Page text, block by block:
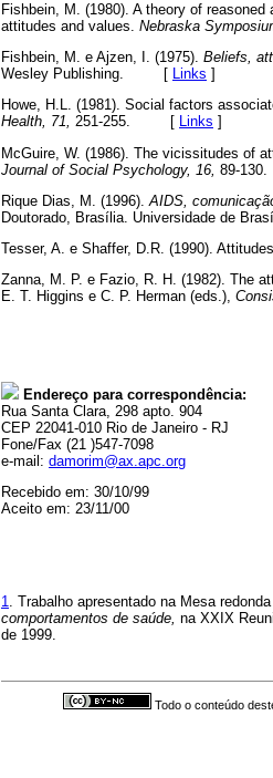
Fishbein, M. (1980). A theory of
attitudes and values. Nebraska
Fishbein, M. e Ajzen, I. (1975). Beliefs,
Wesley Publishing. [ Links ]
Howe, H.L. (1981). Social factors
Health, 71, 251-255. [ Links ]
McGuire, W. (1986). The vicissitudes of
Journal of Social Psychology, 16, 89-
Rique Dias, M. (1996). AIDS,
Doutorado, Brasília. Universidade de
Tesser, A. e Shaffer, D.R. (1990).
Zanna, M. P. e Fazio, R. H. (1982). The
E. T. Higgins e C. P. Herman (eds.),
Endereço para correspondência:
Rua Santa Clara, 298 apto. 904
CEP 22041-010 Rio de Janeiro - RJ
Fone/Fax (21 )547-7098
e-mail: damorim@ax.apc.org
Recebido em: 30/10/99
Aceito em: 23/11/00
1. Trabalho apresentado na Mesa redonda
comportamentos de saúde, na XXIX
de 1999.
Todo o conteúdo